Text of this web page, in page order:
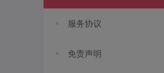
服务协议
免责声明